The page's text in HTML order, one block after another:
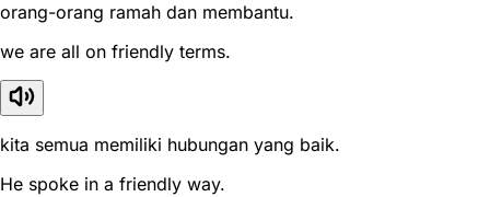
orang-orang ramah dan membantu.
we are all on friendly terms.
kita semua memiliki hubungan yang baik.
He spoke in a friendly way.